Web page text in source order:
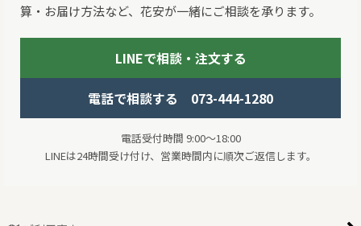
算・お届け方法など、花安が一緒にご相談を承ります。
LINEで相談・注文する
電話で相談する 073-444-1280
電話受付時間 9:00～18:00
LINEは24時間受け付け、営業時間内に順次ご返信します。